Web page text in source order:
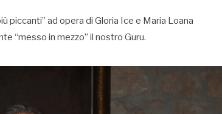
piccanti” ad opera di Gloria Ice e Maria Loana
“messo in mezzo” il nostro Guru.